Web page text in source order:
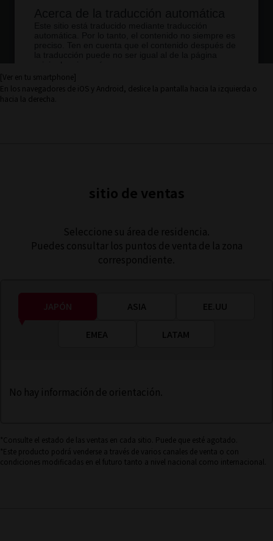
[Ver en tu smartphone]
En los navegadores de iOS y Android, deslice la pantalla hacia la izquierda o
hacia la derecha.
sitio de ventas
Seleccione su área de residencia.
Puedes consultar los puntos de venta de la zona
correspondiente.
JAPÓN ASIA EE.UU
EMEA LATAM
No hay información de orientación.
*Consulte el estado de las ventas en cada sitio. Puede que esté agotado.
*Este producto podrá venderse a través de varios canales de venta o con
condiciones modificadas en el futuro tanto a nivel nacional como internacional.